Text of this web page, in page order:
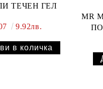
ТЕЧЕН ГЕЛ
9.92лв.
MR